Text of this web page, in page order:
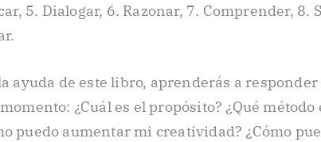
5. Dialogar, 6. Razonar, 7. Comprender, 8.
ayuda de este libro, aprenderás a
¿Cuál es el propósito? ¿Qué método
puedo aumentar mi creatividad? ¿Cómo